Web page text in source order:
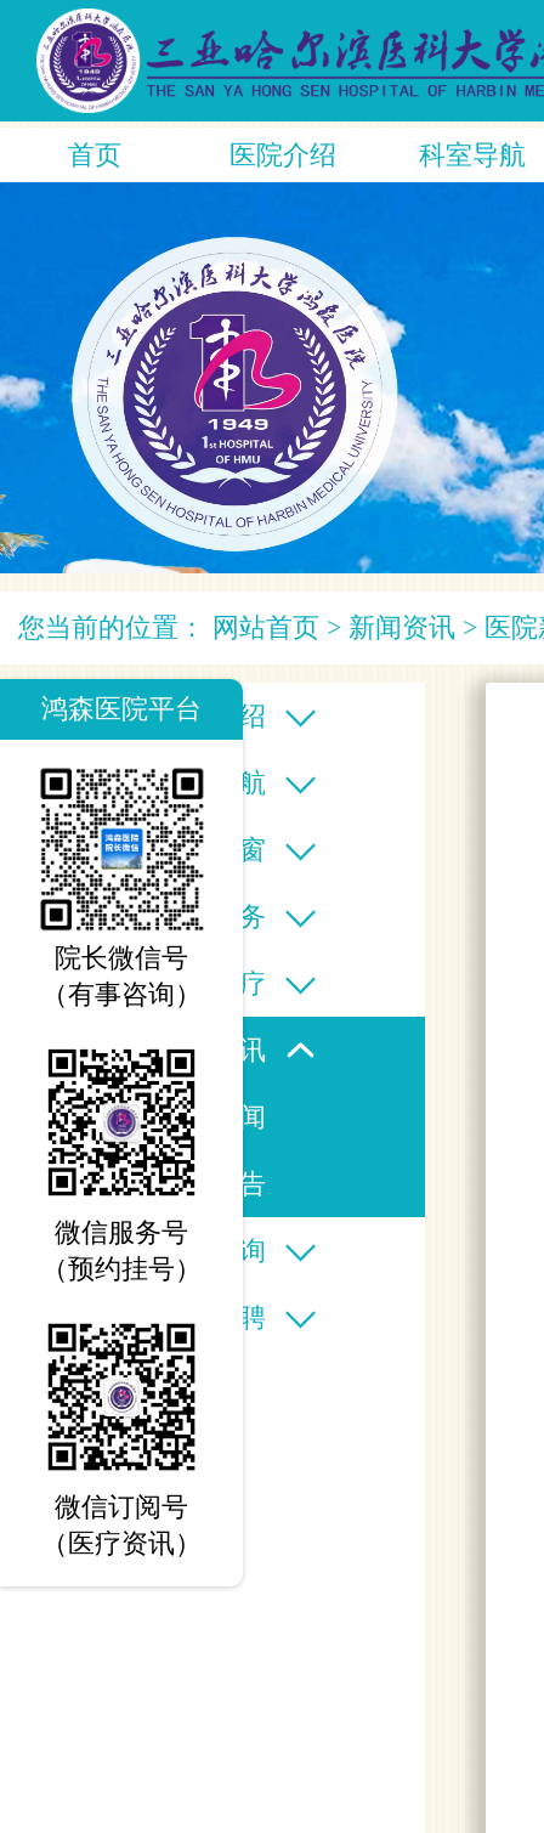
首页 医院介绍 科室导航
您当前的位置： 网站首页 > 新闻资讯 > 医
医院介绍
科室导航
专家之窗
医疗服务
特色诊疗
新闻资讯
医院新闻
信息公告
在线查询
人才招聘
鸿森医院平台
院长微信号
（有事咨询）
微信服务号
（预约挂号）
微信订阅号
（医疗资讯）